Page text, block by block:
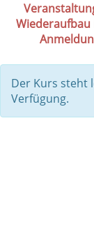
Wiederaufbau
Der Kurs steht
Verfügung.